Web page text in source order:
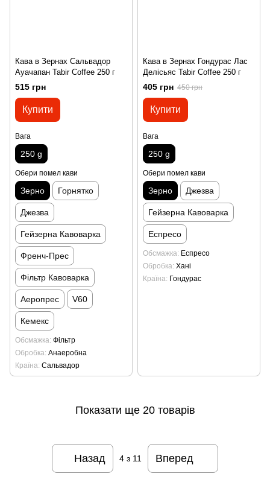
Кава в Зернах Сальвадор
Ауачапан Tabir Coffee 250 г
515 грн
Купити
Вага
250 g
Обери помел кави
Зерно Горнятко
Джезва
Гейзерна Кавоварка
Френч-Прес
Фільтр Кавоварка
Аеропрес V60
Кемекс
Обсмажка Фільтр
Обробка Анаеробна
Країна Сальвадор
Кава в Зернах Гондурас Лас
Делісьяс Tabir Coffee 250 г
405 грн 450 грн
Купити
Вага
250 g
Обери помел кави
Зерно Джезва
Гейзерна Кавоварка
Еспресо
Обсмажка Еспресо
Обробка Хані
Країна Гондурас
Показати ще 20 товарів
Назад 4 з 11 Вперед